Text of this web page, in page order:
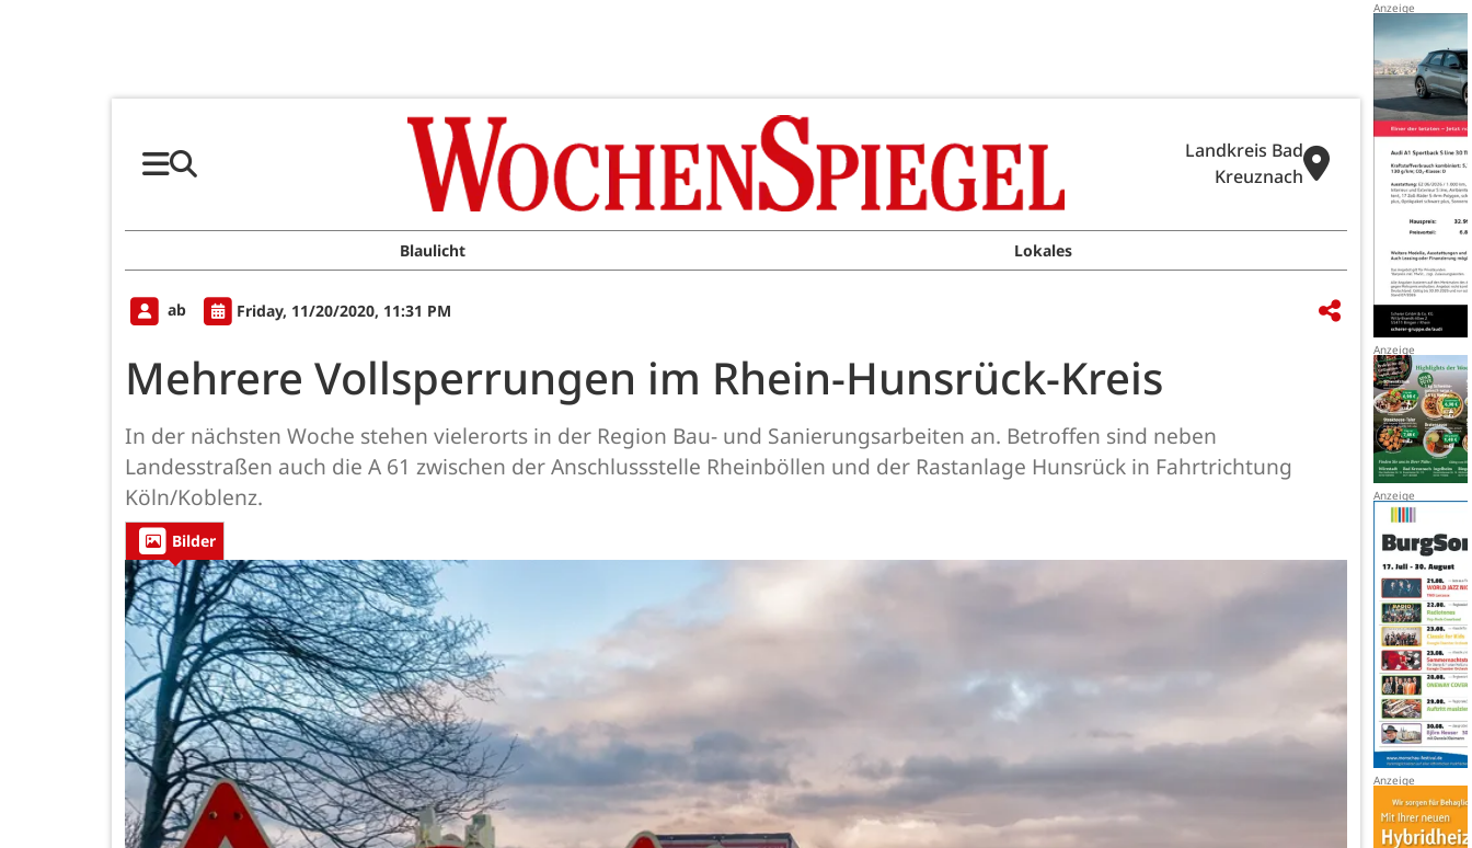
Landkreis Bad
Kreuznach
Blaulicht Lokales
ab Friday, 11/20/2020, 11:31 PM
Mehrere Vollsperrungen im Rhein-Hunsrück-Kreis
In der nächsten Woche stehen vielerorts in der Region Bau- und Sanierungsarbeiten an. Betroffen sind neben
Landesstraßen auch die A 61 zwischen der Anschlussstelle Rheinböllen und der Rastanlage Hunsrück in Fahrtrichtung
Köln/Koblenz.
Bilder